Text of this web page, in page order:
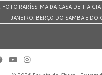
RARÍSSIMA DA CASA DE TIA
JANEIRO, BERÇO DO SAMBA E DO